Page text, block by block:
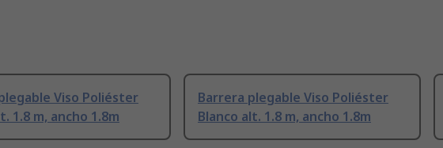
Viso Poliéster
1.8 m, ancho 1.8m
Barrera plegable Viso Poliéster
Blanco alt. 1.8 m, ancho 1.8m